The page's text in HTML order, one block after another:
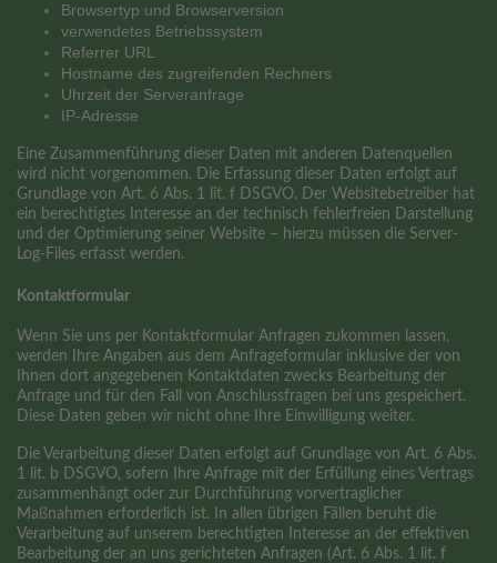
Browsertyp und Browserversion
verwendetes Betriebssystem
Referrer URL
Hostname des zugreifenden Rechners
Uhrzeit der Serveranfrage
IP-Adresse
Eine Zusammenführung dieser Daten mit anderen Datenquellen
wird nicht vorgenommen. Die Erfassung dieser Daten erfolgt auf
Grundlage von Art. 6 Abs. 1 lit. f DSGVO. Der Websitebetreiber hat
ein berechtigtes Interesse an der technisch fehlerfreien Darstellung
und der Optimierung seiner Website – hierzu müssen die Server-
Log-Files erfasst werden.
Kontaktformular
Wenn Sie uns per Kontaktformular Anfragen zukommen lassen,
werden Ihre Angaben aus dem Anfrageformular inklusive der von
Ihnen dort angegebenen Kontaktdaten zwecks Bearbeitung der
Anfrage und für den Fall von Anschlussfragen bei uns gespeichert.
Diese Daten geben wir nicht ohne Ihre Einwilligung weiter.
Die Verarbeitung dieser Daten erfolgt auf Grundlage von Art. 6 Abs.
1 lit. b DSGVO, sofern Ihre Anfrage mit der Erfüllung eines Vertrags
zusammenhängt oder zur Durchführung vorvertraglicher
Maßnahmen erforderlich ist. In allen übrigen Fällen beruht die
Verarbeitung auf unserem berechtigten Interesse an der effektiven
Bearbeitung der an uns gerichteten Anfragen (Art. 6 Abs. 1 lit. f